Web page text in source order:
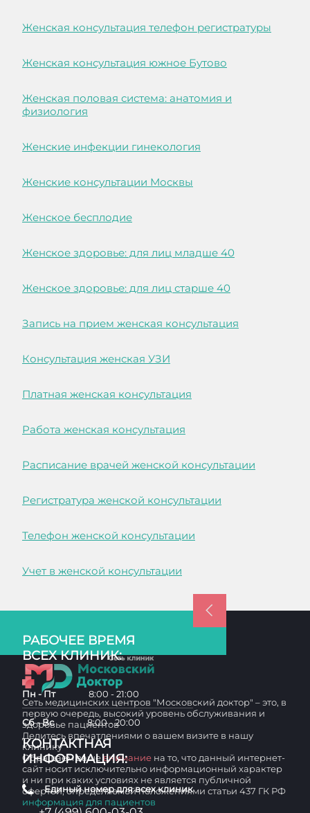
Женская консультация телефон регистратуры
Женская консультация южное Бутово
Женская половая система: анатомия и
физиология
Женские инфекции гинекология
Женские консультации Москвы
Женское бесплодие
Женское здоровье: для лиц младше 40
Женское здоровье: для лиц старше 40
Запись на прием женская консультация
Консультация женская УЗИ
Платная женская консультация
Работа женская консультация
Расписание врачей женской консультации
Регистратура женской консультации
Телефон женской консультации
Учет в женской консультации
РАБОЧЕЕ ВРЕМЯ
ВСЕХ КЛИНИК:
Пн - Пт 8:00 - 21:00
Сб - Вс 8:00 - 20:00
КОНТАКТНАЯ
ИНФОРМАЦИЯ:
Единый номер для всех клиник
Сеть медицинских центров "Московский доктор" – это, в
первую очередь, высокий уровень обслуживания и
здоровье пациентов
Делитесь впечатлениями о вашем визите в нашу
клинику
Обращаем вашевнимание на то, что данный интернет-
сайт носит исключительно информационный характер
и ни при каких условиях не является публичной
офертой, определяемой положениями статьи 437 ГК РФ
информация для пациентов